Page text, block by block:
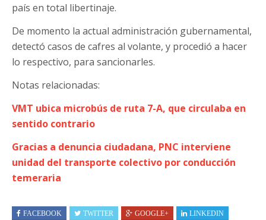
país en total libertinaje.
De momento la actual administración gubernamental,
detectó casos de cafres al volante, y procedió a hacer
lo respectivo, para sancionarles.
Notas relacionadas:
VMT ubica microbús de ruta 7-A, que circulaba en
sentido contrario
Gracias a denuncia ciudadana, PNC interviene
unidad del transporte colectivo por conducción
temeraria
FACEBOOK TWITTER GOOGLE+
LINKEDIN